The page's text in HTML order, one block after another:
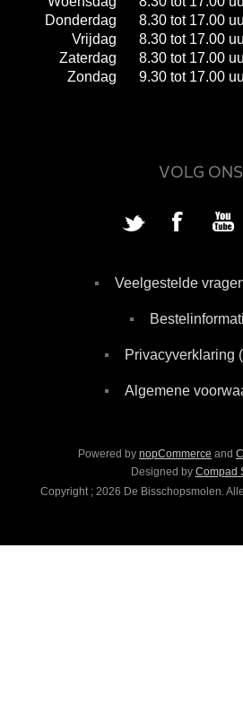
Donderdag
8.30 tot 17.00
Vrijdag
8.30 tot 17.00
Zaterdag
8.30 tot 17.00
Zondag
9.30 tot 17.00
VOLG ONS
Veelgestelde
Privacyverklaring
Algemene
Powered by nopCommerce and
Designed by Compad
Copyright ; 2026 De Bisschopsmolen.